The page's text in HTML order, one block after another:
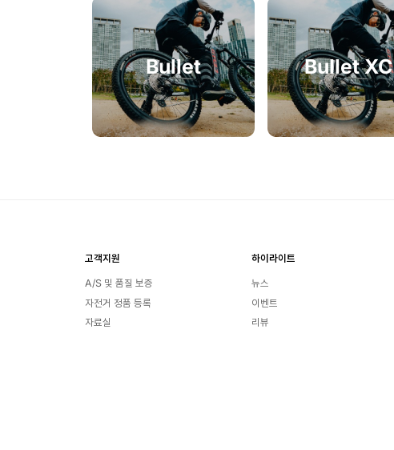
Bullet Bullet XC
고객지원
A/S 및 품질 보증
자전거 정품 등록
자료실
하이라이트
뉴스
이벤트
리뷰